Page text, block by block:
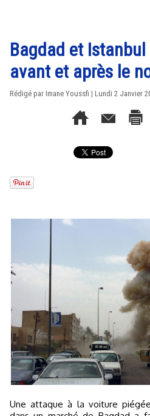
Bagdad et
avant et après le
Rédigé par Imane Youssfi | Lundi 2 Janvier
Une attaque à la voiture piégée perpétrée lundi 2 janvier